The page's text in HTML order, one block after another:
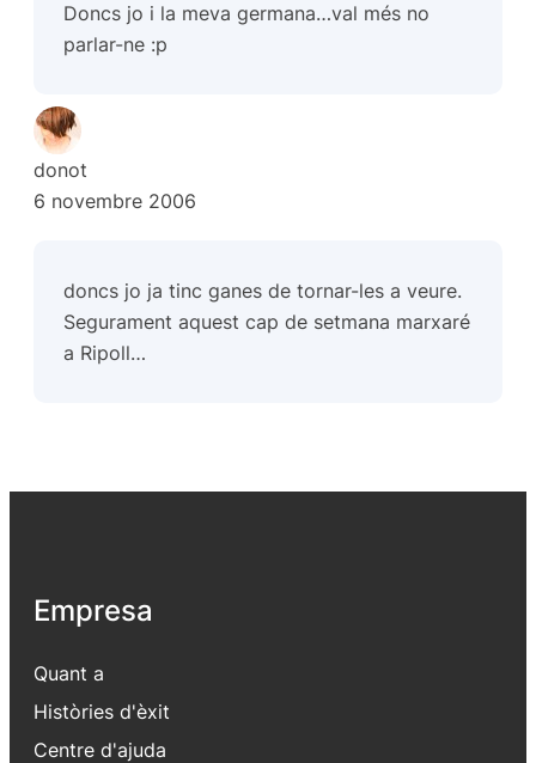
Doncs jo i la meva germana…val més no
parlar-ne :p
donot
6 novembre 2006
doncs jo ja tinc ganes de tornar-les a veure.
Segurament aquest cap de setmana marxaré
a Ripoll…
Empresa
Quant a
Històries d'èxit
Centre d'ajuda